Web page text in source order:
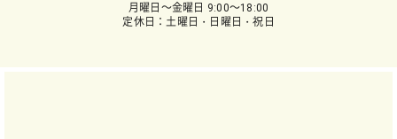
月曜日～金曜日 9:00～18:00
定休日：土曜日・日曜日・祝日